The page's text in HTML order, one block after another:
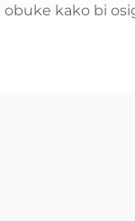
kako bi